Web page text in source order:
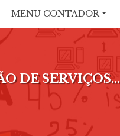
MENU CONTADOR
DE SERVIÇOS...